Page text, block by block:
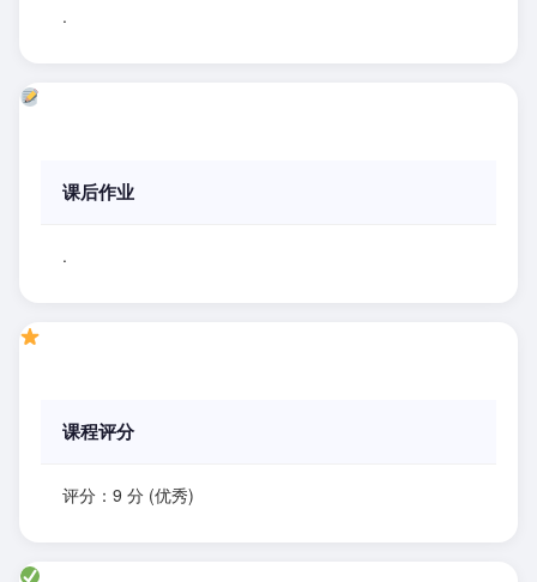
.
课后作业
.
课程评分
评分：9 分 (优秀)